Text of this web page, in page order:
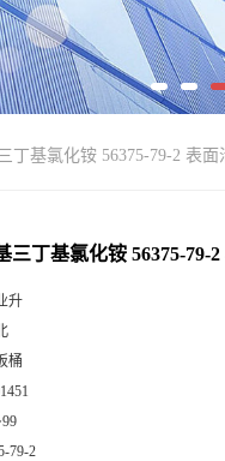
丁基氯化铵 56375-79-2 表面
三丁基氯化铵 56375-79-
升
桶
79-2